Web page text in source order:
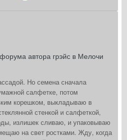
автора грэйс в Мелочи
Но семена сначала
салфетке, потом
корешком, выкладываю в
стенкой и салфеткой,
излишек сливаю, и упаковываю
на свет ростками. Жду, когда